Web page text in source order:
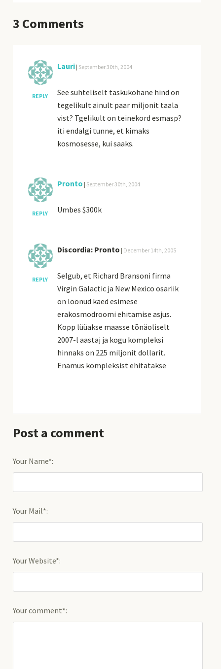
3 Comments
REPLY
Lauri | September 30th, 2004
See suhteliselt taskukohane hind on
tegelikult ainult paar miljonit taala
vist? Tgelikult on teinekord esmasp?
iti endalgi tunne, et kimaks
kosmosesse, kui saaks.
REPLY
Pronto | September 30th, 2004
Umbes $300k
REPLY
Discordia: Pronto | December 14th, 2005
Selgub, et Richard Bransoni firma
Virgin Galactic ja New Mexico osariik
on löönud käed esimese
erakosmodroomi ehitamise asjus.
Kopp lüüakse maasse tõnäoliselt
2007-l aastaj ja kogu kompleksi
hinnaks on 225 miljonit dollarit.
Enamus kompleksist ehitatakse
Post a comment
Your Name*:
Your Mail*:
Your Website*:
Your comment*: